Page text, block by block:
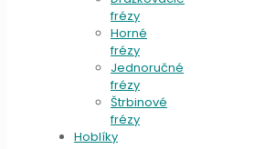
frézy
Horné
frézy
Jednoručné
frézy
Štrbinové
frézy
Hoblíky